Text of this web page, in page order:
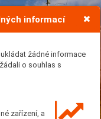
informací
žádné informace
o souhlas s
zařízení, a